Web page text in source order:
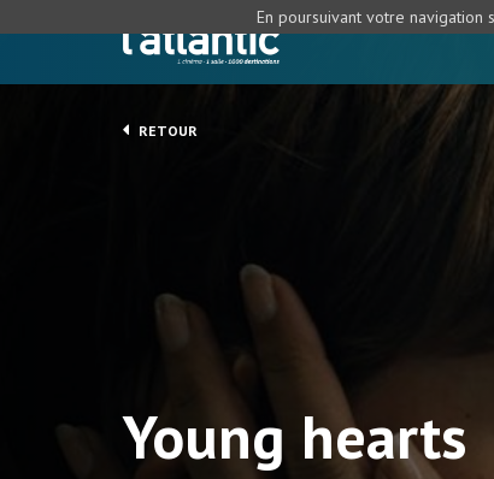
RETOUR
Young hearts
En poursuivant votre navigation